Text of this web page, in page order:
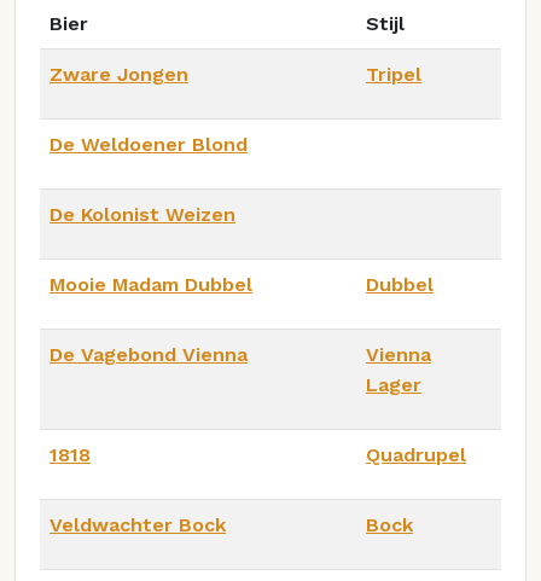
Bier Stijl
Zware Jongen Tripel
De Weldoener Blond
De Kolonist Weizen
Mooie Madam Dubbel Dubbel
De Vagebond Vienna
Vienna
Lager
1818 Quadrupel
Veldwachter Bock Bock